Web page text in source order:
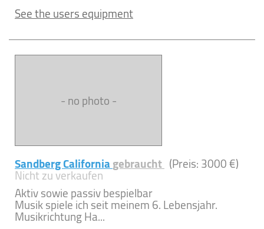
See the users equipment
- no photo -
Sandberg Californiagebraucht (Preis: 3000 €)
Nicht zu verkaufen
Aktiv sowie passiv bespielbar
Musik spiele ich seit meinem 6. Lebensjahr.
Musikrichtung Ha...